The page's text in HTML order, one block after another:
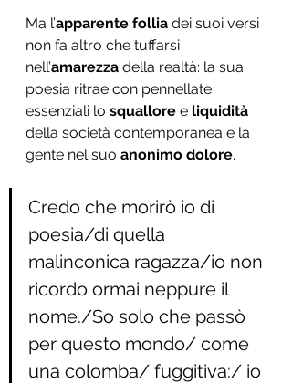
Ma l’apparente follia dei suoi versi
non fa altro che tuffarsi
nell’amarezza della realtà: la sua
poesia ritrae con pennellate
essenziali lo squallore e liquidità
della società contemporanea e la
gente nel suo anonimo dolore.
Credo che morirò io di
poesia/di quella
malinconica ragazza/io non
ricordo ormai neppure il
nome./So solo che passò
per questo mondo/ come
una colomba/ fuggitiva:/ io